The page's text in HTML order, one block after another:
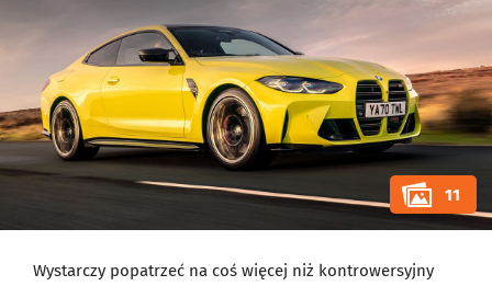
11
Wystarczy popatrzeć na coś więcej niż kontrowersyjny